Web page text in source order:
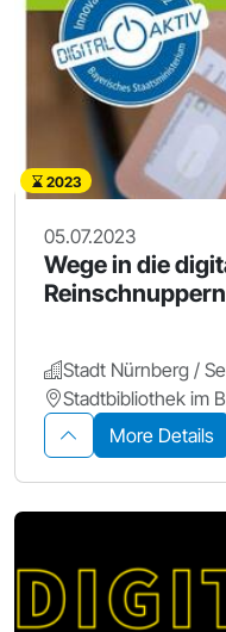
2023
05.07.2023
Wege in die
Stadt Nürnberg /
Stadtbibliothek im
More Details